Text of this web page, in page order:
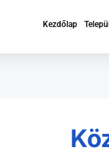
Kezdőlap